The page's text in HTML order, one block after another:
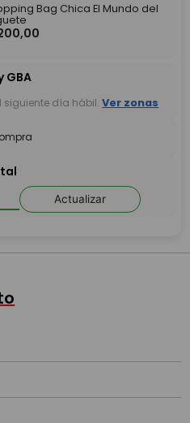
Bag Chica El Mundo del
,00
GBA
siguiente día hábil. Ver zonas
Actualizar